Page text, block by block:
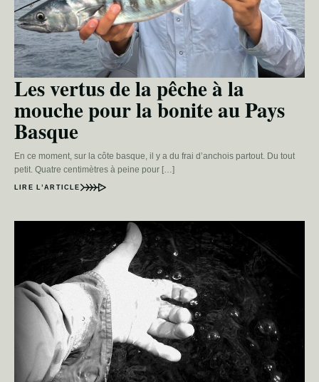
Les vertus de la pêche à la
mouche pour la bonite au Pays
Basque
En ce moment, sur la côte basque, il y a du frai d’anchois partout. Du tout
petit. Quatre centimètres à peine pour […]
LIRE L’ARTICLE